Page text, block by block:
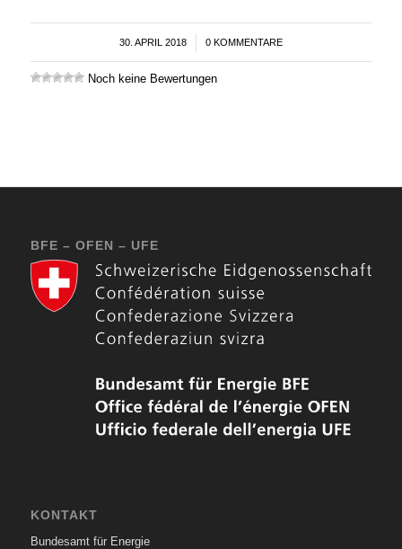
30. APRIL 2018
/ 0 KOMMENTARE
Noch keine Bewertungen
BFE – OFEN – UFE
KONTAKT
Bundesamt für Energie